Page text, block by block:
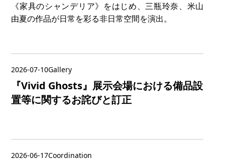
《家具のシャンデリア》をはじめ、三瓶玲奈、米山
由夏の作品が日常を彩る非日常空間を演出。
2026-07-10Gallery
『Vivid Ghosts』展示会場における備品設
置等に関するお詫びと訂正
2026-06-17Coordination